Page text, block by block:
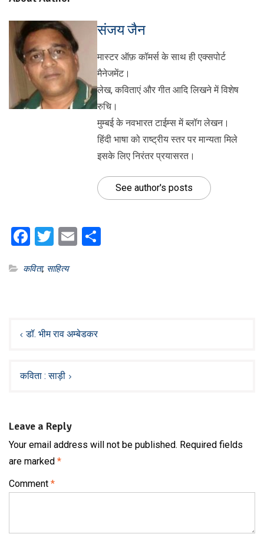
संजय जैन
मास्टर ऑफ़ कॉमर्स के साथ ही एक्सपोर्ट
मैनेजमेंट।
लेख, कविताएं और गीत आदि लिखने में विशेष
रुचि।
मुम्बई के नवभारत टाईम्स में ब्लॉग लेखन।
हिंदी भाषा को राष्ट्रीय स्तर पर मान्यता मिले
इसके लिए निरंतर प्रयासरत।
See author's posts
Facebook
Twitter
Email
कविता, साहित्य
navigation
डॉ. भीम राव अम्बेडकर
कविता : साड़ी
Leave a Reply
Your email address will not be published. Required fields
are marked *
Comment *